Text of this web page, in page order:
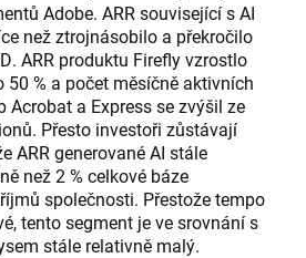
Adobe. ARR související s AI
než ztrojnásobilo a překročilo
ARR produktu Firefly vzrostlo
50 % a počet měsíčně aktivních
Acrobat a Express se zvýšil ze
Přesto investoři zůstávají
ARR generované AI stále
než 2 % celkové báze
společnosti. Přestože tempo
tento segment je ve srovnání s
stále relativně malý.